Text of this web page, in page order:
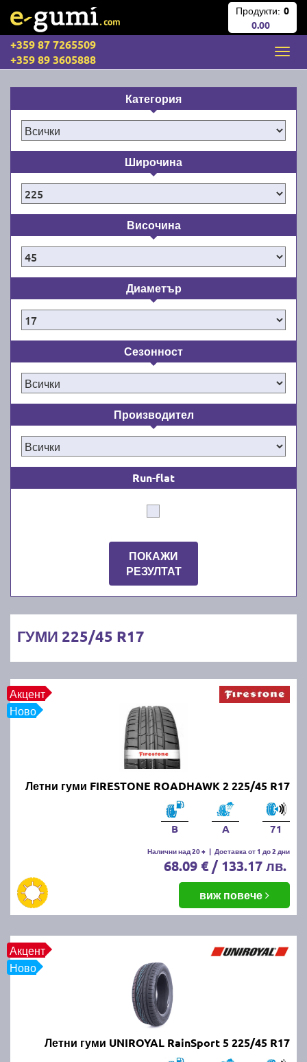
Продукти: 0
0.00
+359 87 7265509
+359 89 3605888
Категория
Широчина
Височина
Диаметър
Сезонност
Производител
Run-flat
ПОКАЖИ
РЕЗУЛТАТ
ГУМИ 225/45 R17
Акцент
Ново
Летни гуми FIRESTONE ROADHAWK 2 225/45 R17
B A 71
Налични над 20 + | Доставка от 1 до 2 дни
68.09 € / 133.17 лв.
виж повече
Акцент
Ново
Летни гуми UNIROYAL RainSport 5 225/45 R17